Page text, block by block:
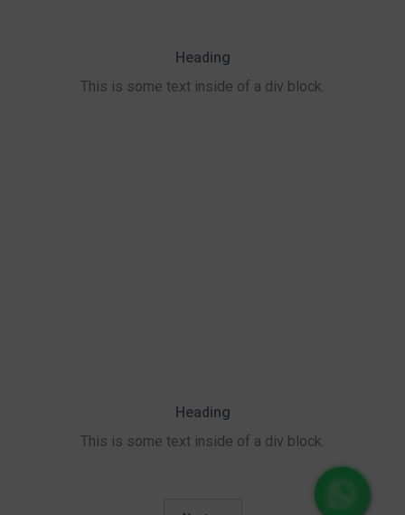
Heading
This is some text inside of a div block.
Heading
This is some text inside of a div block.